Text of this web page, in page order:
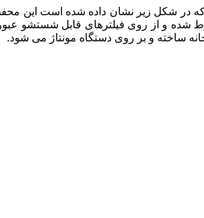
شکل زیر نشان داده شده است این
شده و از روی فیلترهای قابل شستشو
ساخته و بر روی دستگاه مونتاژ می شود.